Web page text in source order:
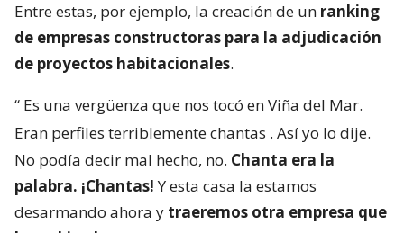
Entre estas, por ejemplo, la creación de un ranking
de empresas constructoras para la adjudicación
de proyectos habitacionales.
“ Es una vergüenza que nos tocó en Viña del Mar.
Eran perfiles terriblemente chantas . Así yo lo dije.
No podía decir mal hecho, no. Chanta era la
palabra. ¡Chantas!Y esta casa la estamos
desarmando ahora y traeremos otra empresa que